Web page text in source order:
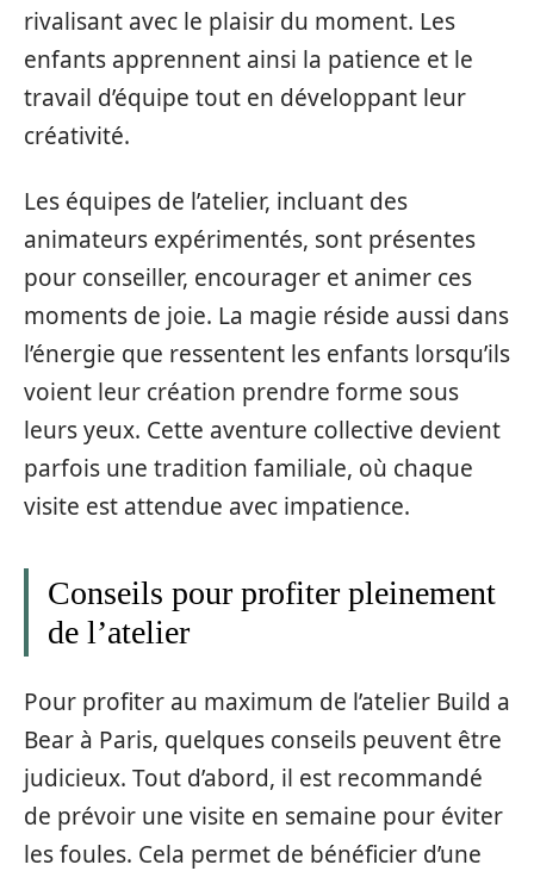
rivalisant avec le plaisir du moment. Les
enfants apprennent ainsi la patience et le
travail d’équipe tout en développant leur
créativité.
Les équipes de l’atelier, incluant des
animateurs expérimentés, sont présentes
pour conseiller, encourager et animer ces
moments de joie. La magie réside aussi dans
l’énergie que ressentent les enfants lorsqu’ils
voient leur création prendre forme sous
leurs yeux. Cette aventure collective devient
parfois une tradition familiale, où chaque
visite est attendue avec impatience.
Conseils pour profiter pleinement
de l’atelier
Pour profiter au maximum de l’atelier Build a
Bear à Paris, quelques conseils peuvent être
judicieux. Tout d’abord, il est recommandé
de prévoir une visite en semaine pour éviter
les foules. Cela permet de bénéficier d’une